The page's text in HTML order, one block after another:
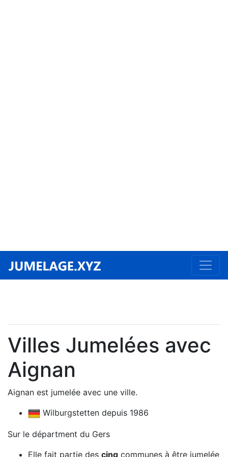
Villes Jumelées avec
Aignan
Aignan est jumelée avec une ville.
Wilburgstetten depuis 1986
Sur le départment du Gers
Elle fait partie des cinq communes à être jumelée